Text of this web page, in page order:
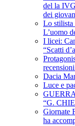
del la
dei
Lo stilista
L’uomo
I licei:
“Scatti
Dacia
Luce e
“G.
Giornate
ha